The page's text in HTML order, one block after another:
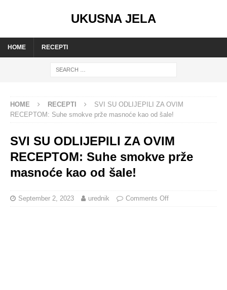
UKUSNA JELA
HOME RECEPTI
HOME RECEPTI
SVI SU ODLIJEPILI ZA OVIM
RECEPTOM: Suhe smokve prže masnoće kao od šale!
SVI SU ODLIJEPILI ZA OVIM
RECEPTOM: Suhe smokve prže
masnoće kao od šale!
September 2, 2023 urednik Comments Off